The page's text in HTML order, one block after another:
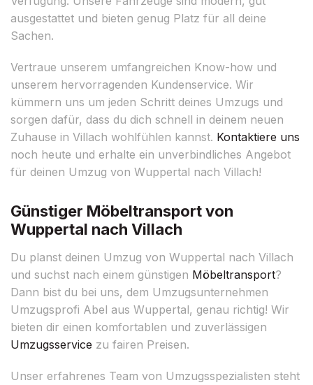
ausgestattet und bieten genug Platz für all deine
Sachen.
Vertraue unserem umfangreichen Know-how und
unserem hervorragenden Kundenservice. Wir
kümmern uns um jeden Schritt deines Umzugs und
sorgen dafür, dass du dich schnell in deinem neuen
Zuhause in Villach wohlfühlen kannst. Kontaktiere uns
noch heute und erhalte ein unverbindliches Angebot
für deinen Umzug von Wuppertal nach Villach!
Günstiger Möbeltransport von
Wuppertal nach Villach
Du planst deinen Umzug von Wuppertal nach Villach
und suchst nach einem günstigen Möbeltransport?
Dann bist du bei uns, dem Umzugsunternehmen
Umzugsprofi Abel aus Wuppertal, genau richtig! Wir
bieten dir einen komfortablen und zuverlässigen
Umzugsservice zu fairen Preisen.
Unser erfahrenes Team von Umzugsspezialisten steht